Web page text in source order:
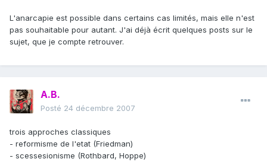
L'anarcapie est possible dans certains cas limités, mais elle n'est
pas souhaitable pour autant. J'ai déjà écrit quelques posts sur le
sujet, que je compte retrouver.
A.B.
Posté 24 décembre 2007
trois approches classiques
- reformisme de l'etat (Friedman)
- scessesionisme (Rothbard, Hoppe)